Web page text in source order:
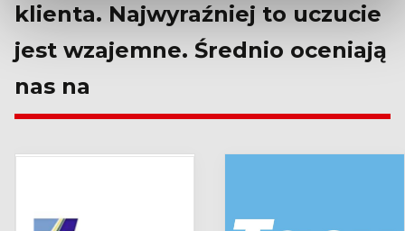
klienta. Najwyraźniej to uczucie
jest wzajemne. Średnio oceniają
nas na